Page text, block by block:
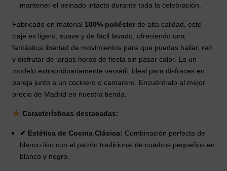
mantener el peinado intacto durante toda la celebración.
Fabricado en material 100% poliéster de alta calidad, este
traje es ligero, suave y de fácil lavado, ofreciendo una
fantástica libertad de movimientos para que puedas bailar, reír
y disfrutar de largas horas de fiesta sin pasar calor. Es un
modelo extraordinariamente versátil, ideal para disfraces en
pareja junto a un cocinero o camarero. Encuéntralo al mejor
precio de Madrid en nuestra tienda.
Características destacadas:
✔ Estética de Cocina Clásica: Combinación perfecta de
blanco liso con el patrón tradicional de cuadros pequeños en
blanco y negro.